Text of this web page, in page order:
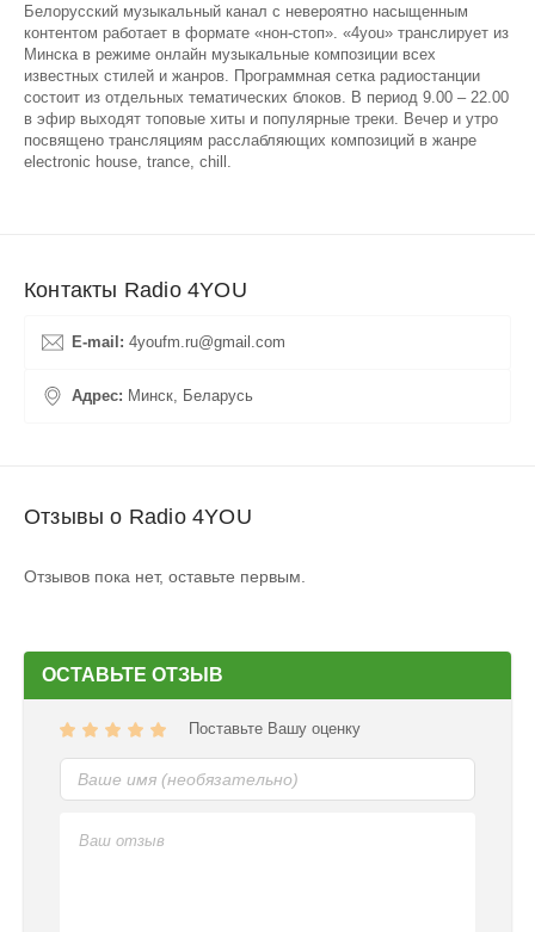
Белорусский музыкальный канал с невероятно насыщенным
контентом работает в формате «нон-стоп». «4you» транслирует из
Минска в режиме онлайн музыкальные композиции всех
известных стилей и жанров. Программная сетка радиостанции
состоит из отдельных тематических блоков. В период 9.00 – 22.00
в эфир выходят топовые хиты и популярные треки. Вечер и утро
посвящено трансляциям расслабляющих композиций в жанре
electronic house, trance, chill.
Контакты Radio 4YOU
E-mail: 4youfm.ru@gmail.com
Адрес: Минск, Беларусь
Отзывы о Radio 4YOU
Отзывов пока нет, оставьте первым.
ОСТАВЬТЕ ОТЗЫВ
Поставьте Вашу оценку